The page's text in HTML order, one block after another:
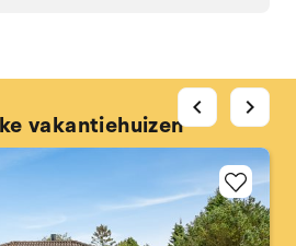
vakantiehuizen
chevron_left chevron_right